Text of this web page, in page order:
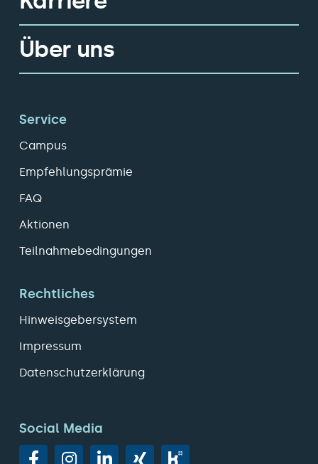
Über uns
Service
Campus
Empfehlungsprämie
FAQ
Aktionen
Teilnahmebedingungen
Rechtliches
Hinweisgebersystem
Impressum
Datenschutzerklärung
Social Media